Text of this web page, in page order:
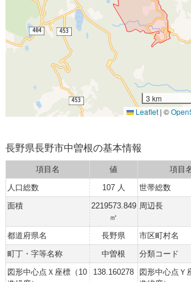
3 km
Leaflet | ©
長野県長野市中曽根の基本情報
項目名 値 項目
人口総数
107 人 世帯総数
面積
2219573.849
㎡
周辺長
都道府県名
長野県 市区町村名
町丁・字等名称
中曽根 分類コード
図形中心点Ｘ座標（10
138.160278
図形中心点Ｙ